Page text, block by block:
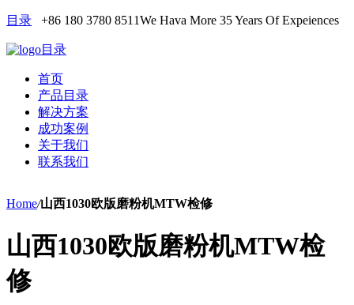
目录 +86 180 3780 8511We Hava More 35 Years Of Expeiences
目录
首页
产品目录
解决方案
成功案例
关于我们
联系我们
Home/山西1030欧版磨粉机MTW检修
山西1030欧版磨粉机MTW检
修